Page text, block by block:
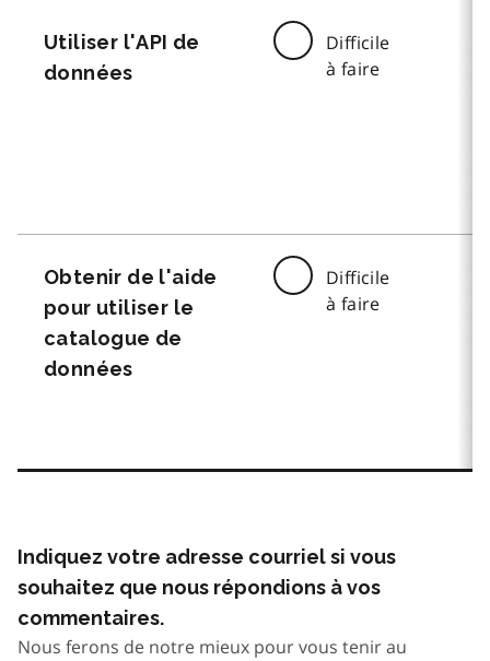
Utiliser l'API de
données
Difficile
à faire
Obtenir de l'aide
pour utiliser le
catalogue de
données
Difficile
à faire
Indiquez votre adresse courriel si vous
souhaitez que nous répondions à vos
commentaires.
Nous ferons de notre mieux pour vous tenir au